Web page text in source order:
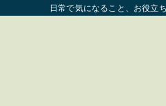
日常で気になること、お役立